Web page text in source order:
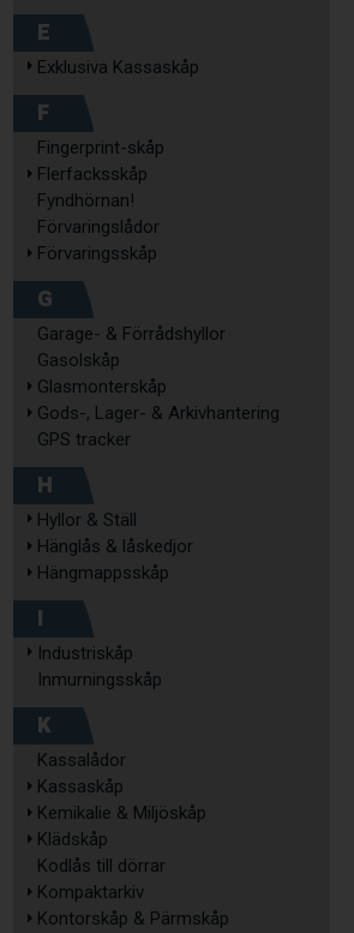
E
Exklusiva Kassaskåp
F
Fingerprint-skåp
Flerfacksskåp
Fyndhörnan!
Förvaringslådor
Förvaringsskåp
G
Garage- & Förrådshyllor
Gasolskåp
Glasmonterskåp
Gods-, Lager- & Arkivhantering
GPS tracker
H
Hyllor & Ställ
Hänglås & låskedjor
Hängmappsskåp
I
Industriskåp
Inmurningsskåp
K
Kassalådor
Kassaskåp
Kemikalie & Miljöskåp
Klädskåp
Kodlås till dörrar
Kompaktarkiv
Kontorskåp & Pärmskåp